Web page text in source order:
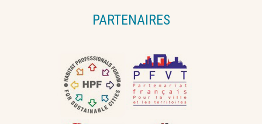
PARTENAIRES